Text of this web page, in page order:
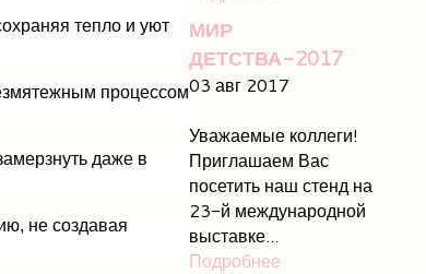
тепло и уют
процессом
даже в
не создавая
МИР
ДЕТСТВА-2017
03 авг 2017
Уважаемые коллеги!
Приглашаем Вас
посетить наш стенд на
23-й международной
выставке...
Подробнее